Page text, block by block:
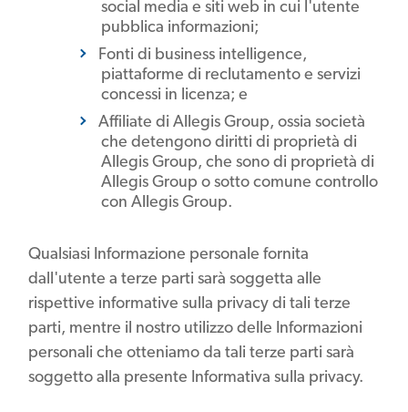
social media e siti web in cui l'utente
pubblica informazioni;
Fonti di business intelligence,
piattaforme di reclutamento e servizi
concessi in licenza; e
Affiliate di Allegis Group, ossia società
che detengono diritti di proprietà di
Allegis Group, che sono di proprietà di
Allegis Group o sotto comune controllo
con Allegis Group.
Qualsiasi Informazione personale fornita
dall'utente a terze parti sarà soggetta alle
rispettive informative sulla privacy di tali terze
parti, mentre il nostro utilizzo delle Informazioni
personali che otteniamo da tali terze parti sarà
soggetto alla presente Informativa sulla privacy.